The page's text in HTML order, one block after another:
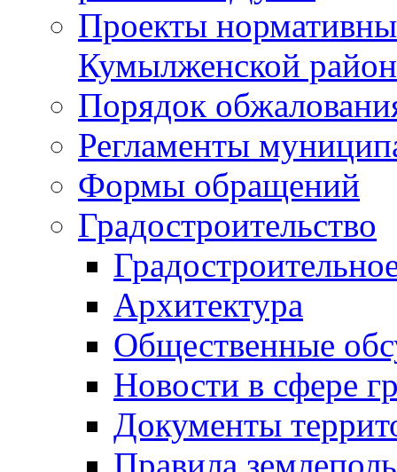
Проекты
Кумылженской
Порядок
Регламенты
Формы обращений
Градостроительство
Архитектура
Общественные
Новости в сфере
Документы